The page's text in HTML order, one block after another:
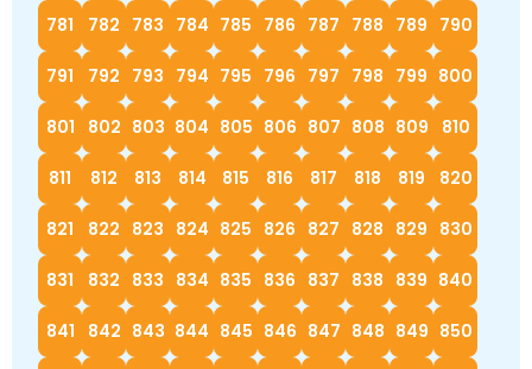
781 782 783 784 785 786 787 788 789 790
791 792 793 794 795 796 797 798 799 800
801 802 803 804 805 806 807 808 809 810
811 812 813 814 815 816 817 818 819 820
821 822 823 824 825 826 827 828 829 830
831 832 833 834 835 836 837 838 839 840
841 842 843 844 845 846 847 848 849 850